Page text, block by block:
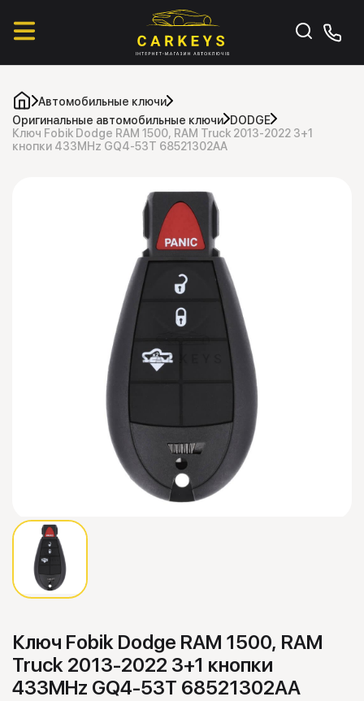
Автомобильные ключи
Оригинальные автомобильные ключи DODGE
Ключ Fobik Dodge RAM 1500, RAM Truck 2013-2022 3+1
кнопки 433MHz GQ4-53T 68521302AA
Ключ Fobik Dodge RAM 1500, RAM
Truck 2013-2022 3+1 кнопки
433MHz GQ4-53T 68521302AA